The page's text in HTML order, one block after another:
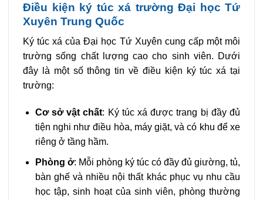
Điều kiện ký túc xá trường Đại học Tứ
Xuyên Trung Quốc
Ký túc xá của Đại học Tứ Xuyên cung cấp một môi
trường sống chất lượng cao cho sinh viên. Dưới
đây là một số thông tin về điều kiện ký túc xá tại
trường:
Cơ sở vật chất: Ký túc xá được trang bị đầy đủ
tiện nghi như điều hòa, máy giặt, và có khu để xe
riêng ở tầng hầm.
Phòng ở: Mỗi phòng ký túc có đầy đủ giường, tủ,
bàn ghế và nhiều nội thất khác phục vụ nhu cầu
học tập, sinh hoạt của sinh viên, phòng thường